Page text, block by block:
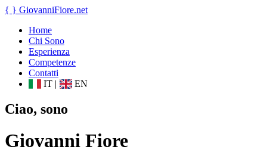
{ } GiovanniFiore.net
Home
Chi Sono
Esperienza
Competenze
Contatti
IT | EN
Ciao, sono
Giovanni Fiore